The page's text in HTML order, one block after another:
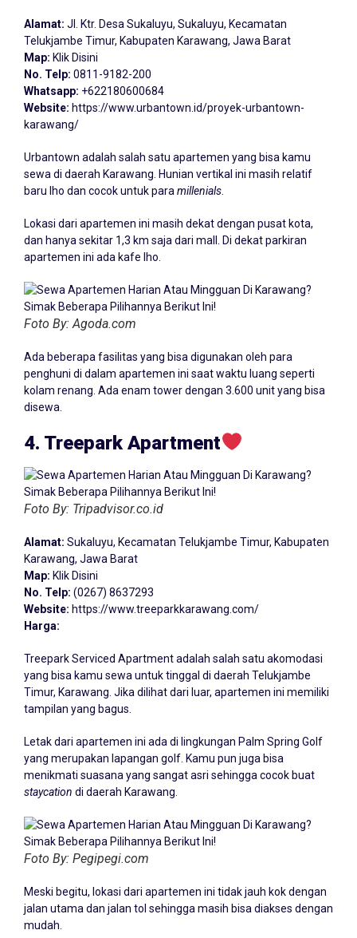
Alamat: Jl. Ktr. Desa Sukaluyu, Sukaluyu, Kecamatan
Telukjambe Timur, Kabupaten Karawang, Jawa Barat
Map: Klik Disini
No. Telp: 0811-9182-200
Whatsapp: +622180600684
Website: https://www.urbantown.id/proyek-urbantown-
karawang/
Urbantown adalah salah satu apartemen yang bisa kamu
sewa di daerah Karawang. Hunian vertikal ini masih relatif
baru lho dan cocok untuk para millenials
Lokasi dari apartemen ini masih dekat dengan pusat kota,
dan hanya sekitar 1,3 km saja dari mall. Di dekat parkiran
apartemen ini ada kafe lho.
Foto By: Agoda.com
Ada beberapa fasilitas yang bisa digunakan oleh para
penghuni di dalam apartemen ini saat waktu luang seperti
kolam renang. Ada enam tower dengan 3.600 unit yang bisa
disewa.
4. Treepark Apartment
Foto By: Tripadvisor.co.id
Alamat: Sukaluyu, Kecamatan Telukjambe Timur, Kabupaten
Karawang, Jawa Barat
Map: Klik Disini
No. Telp: (0267) 8637293
Website: https://www.treeparkkarawang.com/
Harga:
Treepark Serviced Apartment adalah salah satu akomodasi
yang bisa kamu sewa untuk tinggal di daerah Telukjambe
Timur, Karawang. Jika dilihat dari luar, apartemen ini memiliki
tampilan yang bagus.
Letak dari apartemen ini ada di lingkungan Palm Spring Golf
yang merupakan lapangan golf. Kamu pun juga bisa
menikmati suasana yang sangat asri sehingga cocok buat
staycation di daerah Karawang.
Foto By: Pegipegi.com
Meski begitu, lokasi dari apartemen ini tidak jauh kok dengan
jalan utama dan jalan tol sehingga masih bisa diakses dengan
mudah.